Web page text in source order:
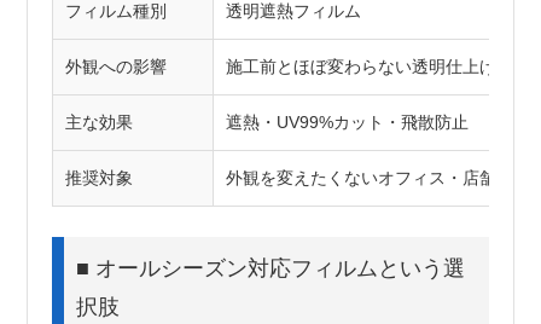
フィルム種別 透明遮熱フィルム
外観への影響 施工前とほぼ変わらない透明仕上げ
主な効果 遮熱・UV99%カット・飛散防止
推奨対象 外観を変えたくないオフィス・店舗・住
■ オールシーズン対応フィルムという選
択肢